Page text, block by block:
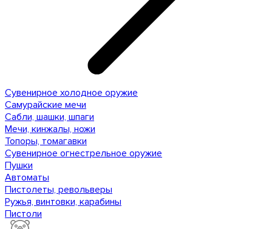
Сувенирное холодное оружие
Самурайские мечи
Сабли, шашки, шпаги
Мечи, кинжалы, ножи
Топоры, томагавки
Сувенирное огнестрельное оружие
Пушки
Автоматы
Пистолеты, револьверы
Ружья, винтовки, карабины
Пистоли